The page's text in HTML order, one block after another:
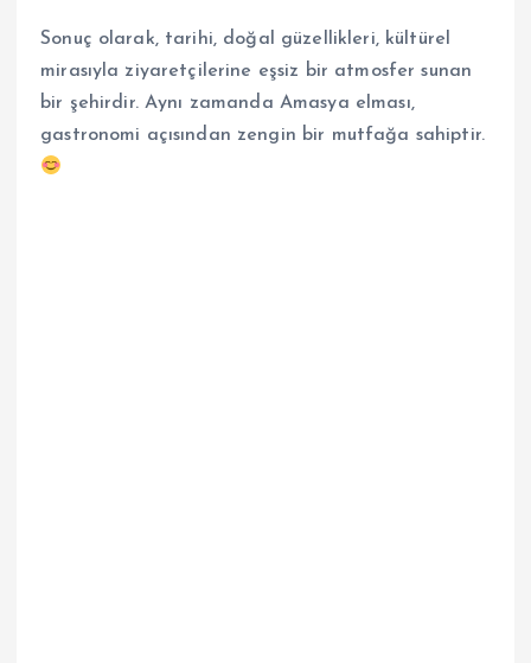
Sonuç olarak, tarihi, doğal güzellikleri, kültürel
mirasıyla ziyaretçilerine eşsiz bir atmosfer sunan
bir şehirdir. Aynı zamanda Amasya elması,
gastronomi açısından zengin bir mutfağa sahiptir.